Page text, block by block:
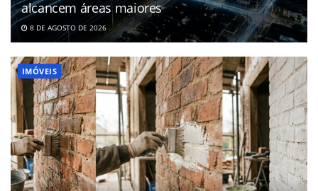
alcancem áreas maiores
8 DE AGOSTO DE 2026
IMÓVEIS